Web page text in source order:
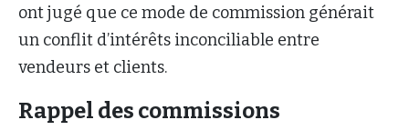
ont jugé que ce mode de commission générait
un conflit d’intérêts inconciliable entre
vendeurs et clients.
Rappel des commissions